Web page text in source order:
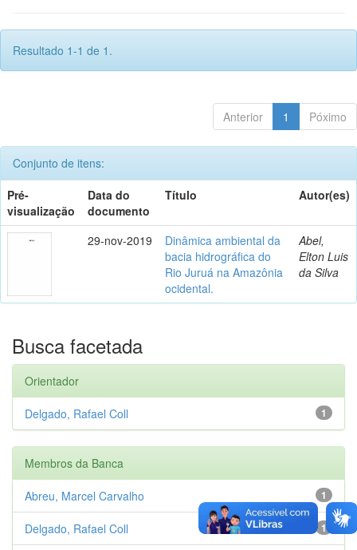
Resultado 1-1 de 1.
Anterior 1 Póximo
Conjunto de itens:
Pré-
visualização
Data do
documento
Título Autor(es)
29-nov-2019
Dinâmica ambiental da
bacia hidrográfica do
Rio Juruá na Amazônia
ocidental.
Abel,
Elton Luis
da Silva
Busca facetada
Orientador
1
Delgado, Rafael Coll
Membros da Banca
1
Abreu, Marcel Carvalho
1
Delgado, Rafael Coll